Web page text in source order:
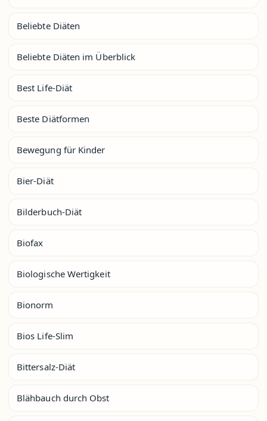
Beliebte Diäten
Beliebte Diäten im Überblick
Best Life-Diät
Beste Diätformen
Bewegung für Kinder
Bier-Diät
Bilderbuch-Diät
Biofax
Biologische Wertigkeit
Bionorm
Bios Life-Slim
Bittersalz-Diät
Blähbauch durch Obst